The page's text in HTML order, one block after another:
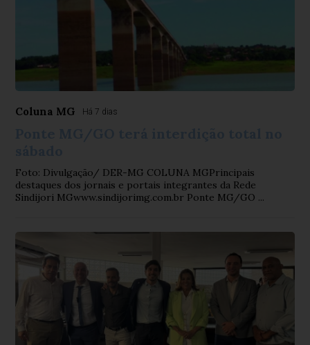
Coluna MG Há 7 dias
Foto: Divulgação/ DER-MG COLUNA MGPrincipais
destaques dos jornais e portais integrantes da Rede
Sindijori MGwww.sindijorimg.com.br Ponte MG/GO ...